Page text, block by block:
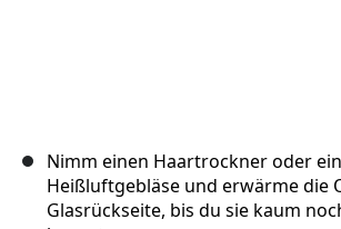
Nimm einen Haartrockner oder ein
Heißluftgebläse und erwärme die
Glasrückseite, bis du sie kaum